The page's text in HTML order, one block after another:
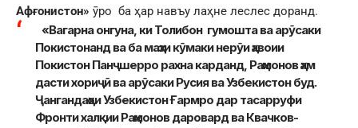
Афғонистон» ӯро ба ҳар навъу лаҳне леслес доранд.
«Вагарна онгуна, ки Толибон гумошта ва арӯсаки
Покистонанд ва ба маҳзи кӯмаки нерӯи ҳавоии
Покистон Панҷшерро рахна карданд, Раҳмонов ҳам
дасти хориҷӣ ва арӯсаки Русия ва Узбекистон буд.
Ҷангандаҳои Узбекистон Ғармро дар тасарруфи
Фронти халқии Раҳмонов даровард ва Квачков-